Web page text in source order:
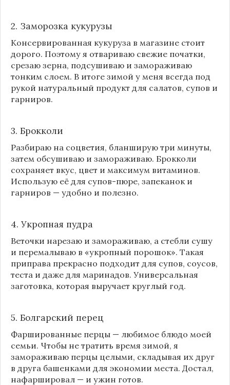
2. Заморозка кукурузы
Консервированная кукуруза в магазине стоит
дорого. Поэтому я отвариваю свежие початки,
срезаю зерна, подсушиваю и замораживаю
тонким слоем. В итоге зимой у меня всегда под
рукой натуральный продукт для салатов, супов и
гарниров.
3. Брокколи
Разбираю на соцветия, бланширую три минуты,
затем обсушиваю и замораживаю. Брокколи
сохраняет вкус, цвет и максимум витаминов.
Использую её для супов-пюре, запеканок и
гарниров — удобно и полезно.
4. Укропная пудра
Веточки нарезаю и замораживаю, а стебли сушу
и перемалываю в «укропный порошок». Такая
приправа прекрасно подходит для супов, соусов,
теста и даже для маринадов. Универсальная
заготовка, которая выручает круглый год.
5. Болгарский перец
Фаршированные перцы — любимое блюдо моей
семьи. Чтобы не тратить время зимой, я
замораживаю перцы целыми, складывая их друг
в друга башенками для экономии места. Достал,
нафаршировал — и ужин готов.